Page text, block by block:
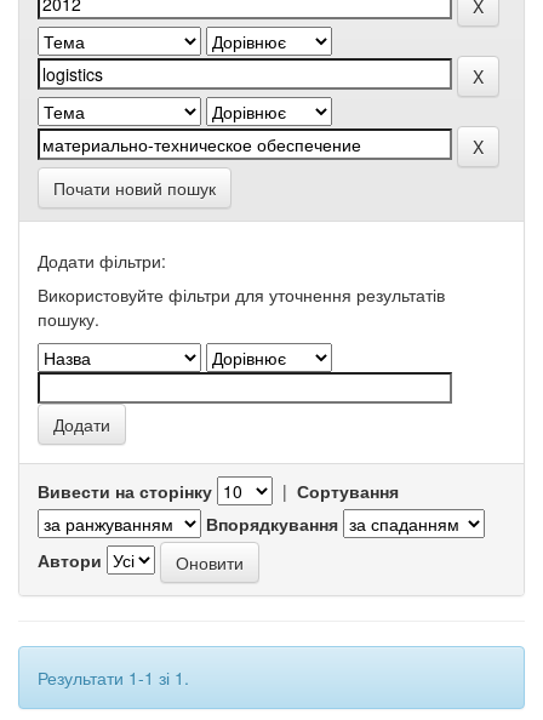
Почати новий пошук
Додати фільтри:
Використовуйте фільтри для уточнення результатів
пошуку.
Вивести на сторінку | Сортування
Впорядкування
Автори
Результати 1-1 зі 1.